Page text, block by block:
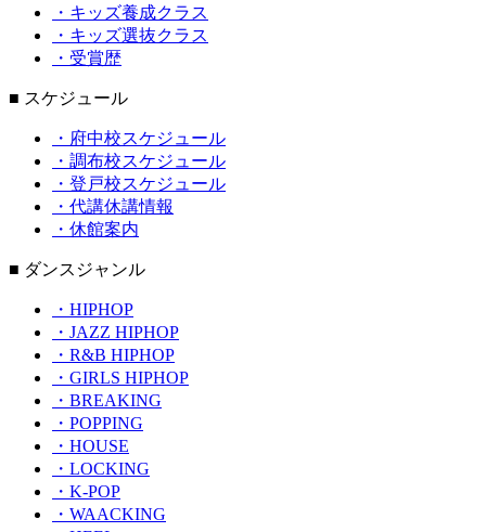
・キッズ養成クラス
・キッズ選抜クラス
・受賞歴
■ スケジュール
・府中校スケジュール
・調布校スケジュール
・登戸校スケジュール
・代講休講情報
・休館案内
■ ダンスジャンル
・HIPHOP
・JAZZ HIPHOP
・R&B HIPHOP
・GIRLS HIPHOP
・BREAKING
・POPPING
・HOUSE
・LOCKING
・K-POP
・WAACKING